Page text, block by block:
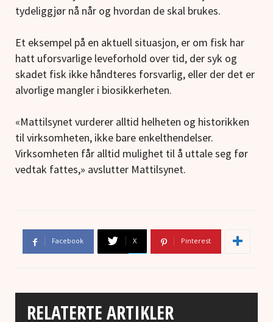
tydeliggjør nå når og hvordan de skal brukes.
Et eksempel på en aktuell situasjon, er om fisk har
hatt uforsvarlige leveforhold over tid, der syk og
skadet fisk ikke håndteres forsvarlig, eller der det er
alvorlige mangler i biosikkerheten.
«Mattilsynet vurderer alltid helheten og historikken
til virksomheten, ikke bare enkelthendelser.
Virksomheten får alltid mulighet til å uttale seg før
vedtak fattes,» avslutter Mattilsynet.
Facebook X Pinterest
RELATERTE ARTIKLER